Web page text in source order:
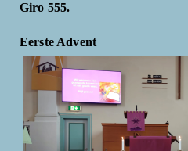
Giro 555.
Eerste Advent